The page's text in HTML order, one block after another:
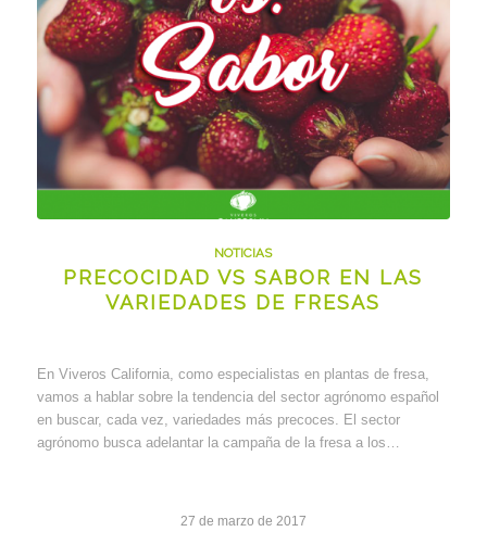
NOTICIAS
PRECOCIDAD VS SABOR EN LAS
VARIEDADES DE FRESAS
En Viveros California, como especialistas en plantas de fresa,
vamos a hablar sobre la tendencia del sector agrónomo español
en buscar, cada vez, variedades más precoces. El sector
agrónomo busca adelantar la campaña de la fresa a los…
27 de marzo de 2017